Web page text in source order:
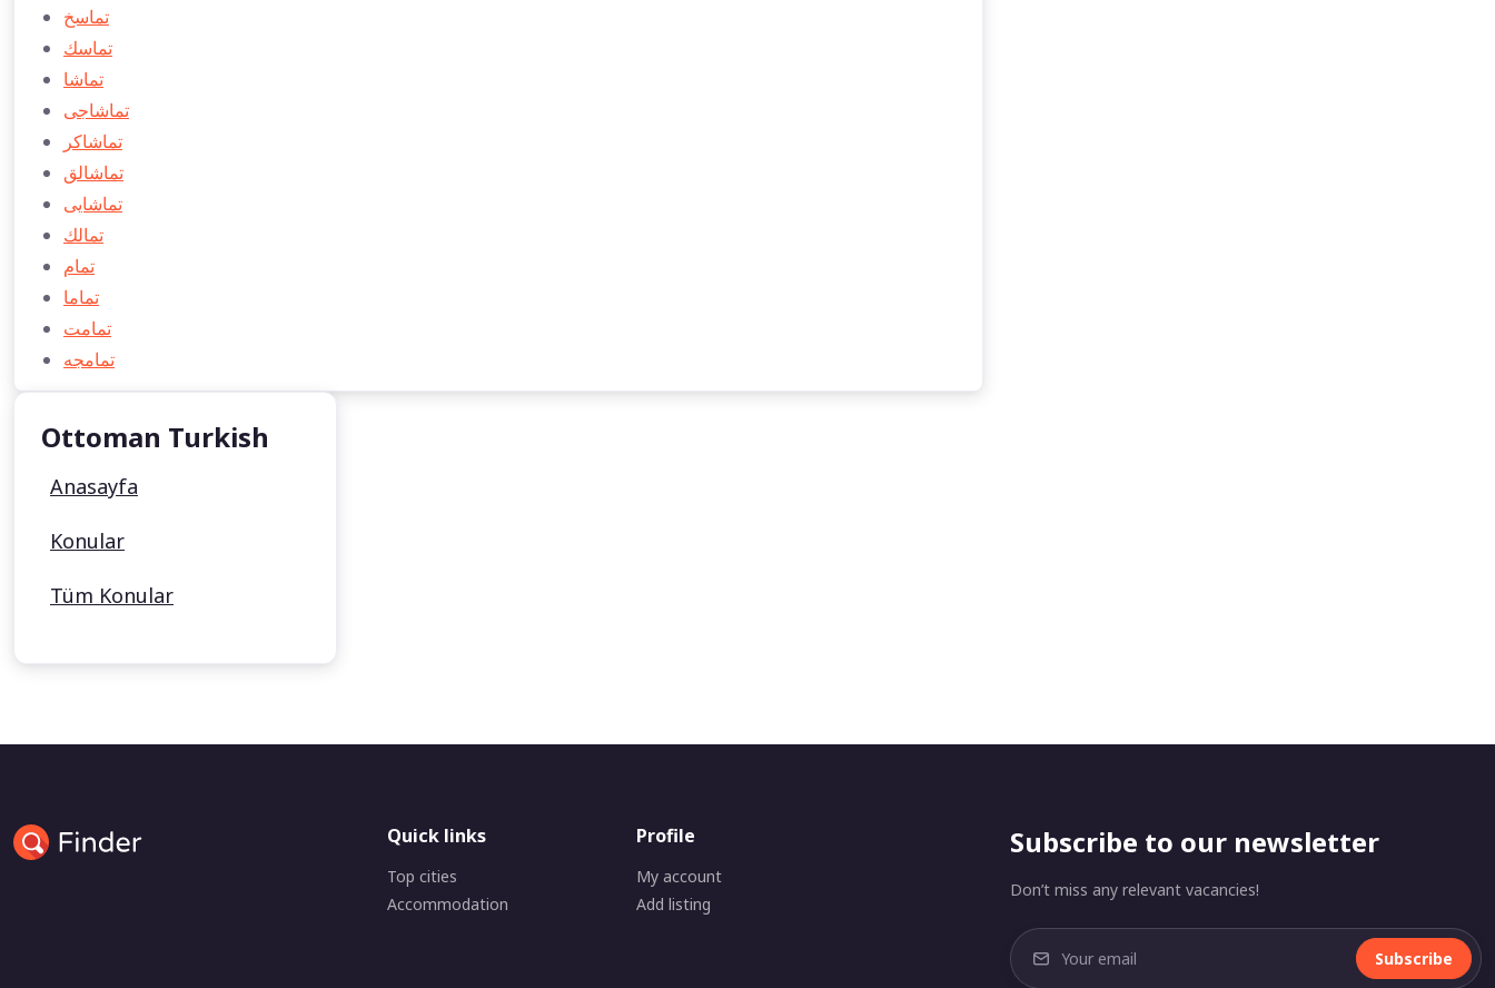
تماسخ
تماسك
تماشا
تماشاجی
تماشاكر
تماشالق
تماشایی
تمالك
تمام
تماما
تمامت
تمامجه
Ottoman Turkish
Anasayfa
Konular
Tüm Konular
Quick links
Top cities
Accommodation
Profile
My account
Add listing
Subscribe to our newsletter
Don’t miss any relevant vacancies!
Subscribe